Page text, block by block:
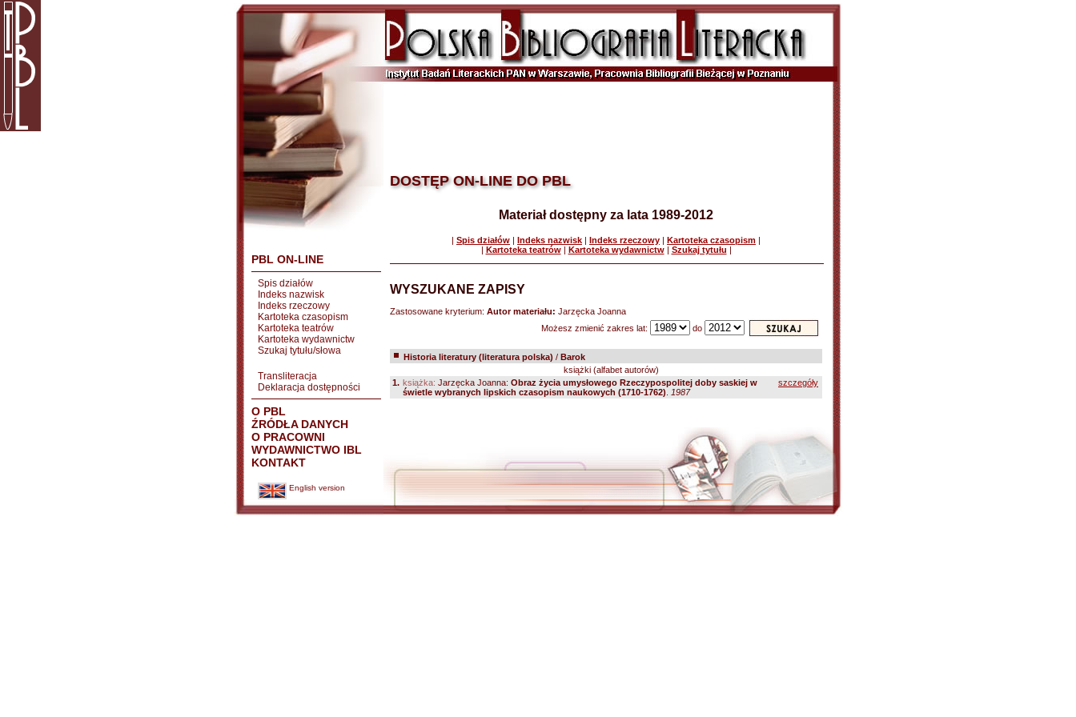
PBL ON-LINE
Spis działów
Indeks nazwisk
Indeks rzeczowy
Kartoteka czasopism
Kartoteka teatrów
Kartoteka wydawnictw
Szukaj tytułu/słowa
Transliteracja
Deklaracja dostępności
O PBL
ŹRÓDŁA DANYCH
O PRACOWNI
WYDAWNICTWO IBL
KONTAKT
English version
DOSTĘP ON-LINE DO PBL
Materiał dostępny za lata 1989-2012
| Spis działów | Indeks nazwisk | Indeks rzeczowy | Kartoteka czasopism |
| Kartoteka teatrów| Kartoteka wydawnictw| Szukaj tytułu |
WYSZUKANE ZAPISY
Zastosowane kryterium: Autor materiału: Jarzęcka Joanna
Możesz zmienić zakres lat:
do
Historia literatury (literatura polska) / Barok
książki (alfabet autorów)
1. książka: Jarzęcka Joanna: Obraz życia umysłowego Rzeczypospolitej doby saskiej w
świetle wybranych lipskich czasopism naukowych (1710-1762)
1987
szczegóły